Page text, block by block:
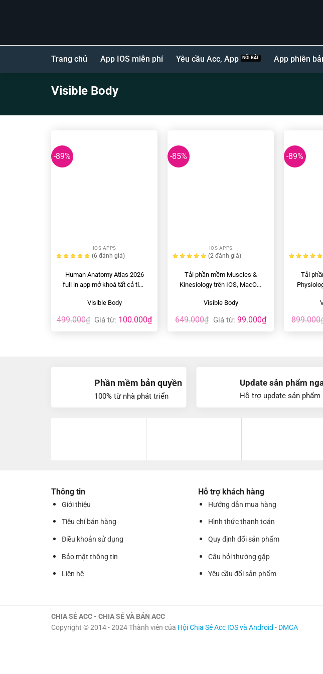
dung
Trang chủ App IOS miễn phí Yêu cầu Acc, App App phiên
Visible Body
-89%
IOS APPS
(6 đánh giá)
Human Anatomy Atlas 2026
full in app mở khoá tất cả tính
Visible Body
499.000₫ Giá từ: 100.000₫
-85%
IOS APPS
(2 đánh giá)
Tải phần mềm Muscles &
Kinesiology trên IOS, MacOS,
Visible Body
649.000₫ Giá từ: 99.000₫
-89%
Tải
899.000
Phần mềm bản quyền
100% từ nhà phát triển
Update sản phẩm
Hỗ trợ update sản phẩm
Thông tin
Giới thiệu
Tiêu chí bán hàng
Điều khoản sử dụng
Bảo mật thông tin
Liên hệ
Hỗ trợ khách hàng
Hướng dẫn mua hàng
Hình thức thanh toán
Quy định đổi sản phẩm
Câu hỏi thường gặp
Yêu cầu đổi sản phẩm
CHIA SẺ ACC - CHIA SẺ VÀ BÁN ACC
Copyright © 2014 - 2024 Thành viên của Hội Chia Sẻ Acc IOS và Android - DMCA